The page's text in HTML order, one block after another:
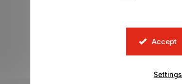
Accept
Settings